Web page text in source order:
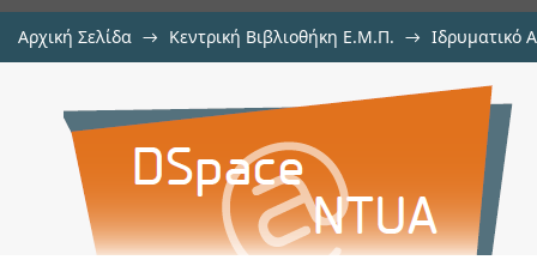
Αρχική Σελίδα → Κεντρική Βιβλιοθήκη Ε.Μ.Π. → Ιδρυματικό
Επιλογή και Χρήση Υλικών
περιβάλλον.